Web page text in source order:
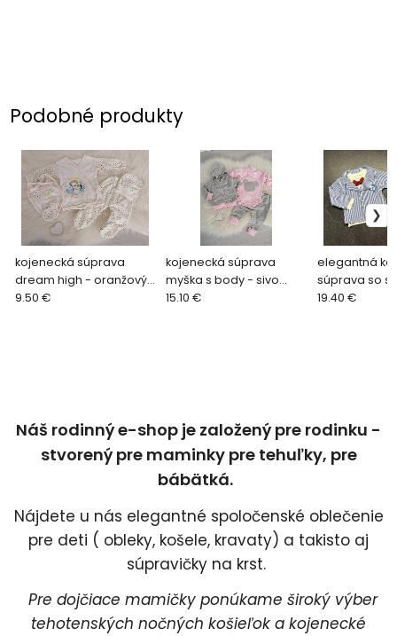
Podobné produkty
kojenecká súprava
dream high - oranžový
lem veľ. cca 62
9.50 €
kojenecká súprava
myška s body - sivo
ružová veľ. 62
15.10 €
elegantná
súprava so
na 3-6 mes.
19.40 €
Náš rodinný e-shop je založený pre rodinku -
stvorený pre maminky pre tehuľky, pre
bábätká.
Nájdete u nás elegantné spoločenské oblečenie
pre deti ( obleky, košele, kravaty) a takisto aj
súpravičky na krst.
Pre dojčiace mamičky ponúkame široký výber
tehotenských nočných košieľok a kojenecké